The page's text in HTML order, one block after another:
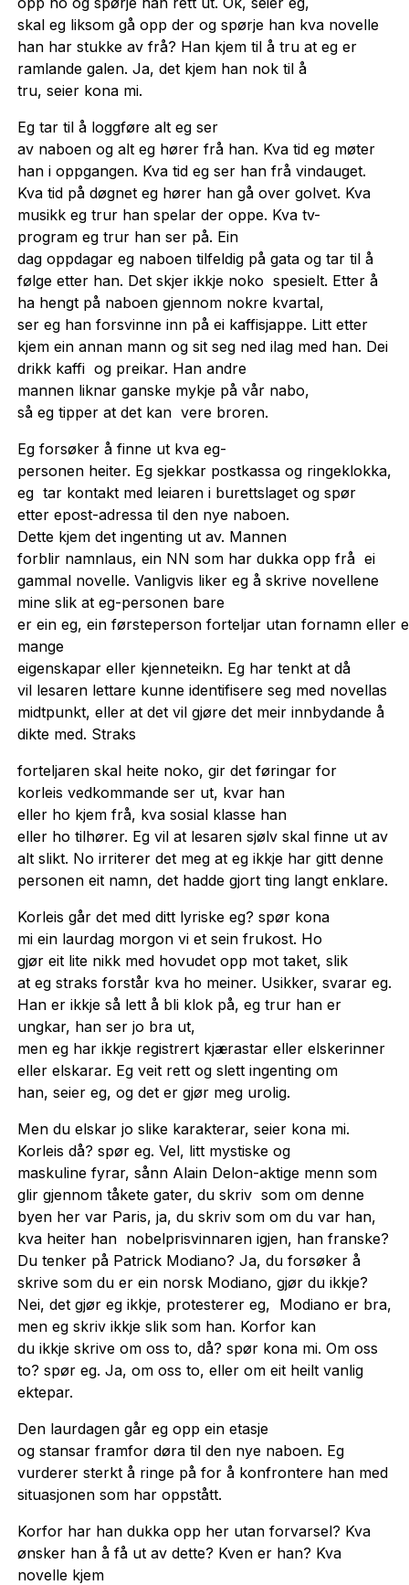
skal eg liksom gå opp der og spørje han kva novelle
han har stukke av frå? Han kjem til å tru at eg er
ramlande galen. Ja, det kjem han nok til å
tru, seier kona mi.
Eg tar til å loggføre alt eg ser
av naboen og alt eg hører frå han. Kva tid eg møter
han i oppgangen. Kva tid eg ser han frå vindauget.
Kva tid på døgnet eg hører han gå over golvet. Kva
musikk eg trur han spelar der oppe. Kva tv-
program eg trur han ser på. Ein
dag oppdagar eg naboen tilfeldig på gata og tar til å
følge etter han. Det skjer ikkje noko spesielt. Etter å
ha hengt på naboen gjennom nokre kvartal,
ser eg han forsvinne inn på ei kaffisjappe. Litt etter
kjem ein annan mann og sit seg ned ilag med han. Dei
drikk kaffi og preikar. Han andre
mannen liknar ganske mykje på vår nabo,
så eg tipper at det kan vere broren.
Eg forsøker å finne ut kva eg-
personen heiter. Eg sjekkar postkassa og ringeklokka,
eg tar kontakt med leiaren i burettslaget og spør
etter epost-adressa til den nye naboen.
Dette kjem det ingenting ut av. Mannen
forblir namnlaus, ein NN som har dukka opp frå ei
gammal novelle. Vanligvis liker eg å skrive novellene
mine slik at eg-personen bare
er ein eg, ein førsteperson forteljar utan fornamn eller
mange
eigenskapar eller kjenneteikn. Eg har tenkt at då
vil lesaren lettare kunne identifisere seg med novellas
midtpunkt, eller at det vil gjøre det meir innbydande å
dikte med. Straks
forteljaren skal heite noko, gir det føringar for
korleis vedkommande ser ut, kvar han
eller ho kjem frå, kva sosial klasse han
eller ho tilhører. Eg vil at lesaren sjølv skal finne ut av
alt slikt. No irriterer det meg at eg ikkje har gitt denne
personen eit namn, det hadde gjort ting langt enklare.
Korleis går det med ditt lyriske eg? spør kona
mi ein laurdag morgon vi et sein frukost. Ho
gjør eit lite nikk med hovudet opp mot taket, slik
at eg straks forstår kva ho meiner. Usikker, svarar eg.
Han er ikkje så lett å bli klok på, eg trur han er
ungkar, han ser jo bra ut,
men eg har ikkje registrert kjærastar eller elskerinner
eller elskarar. Eg veit rett og slett ingenting om
han, seier eg, og det er gjør meg urolig.
Men du elskar jo slike karakterar, seier kona mi.
Korleis då? spør eg. Vel, litt mystiske og
maskuline fyrar, sånn Alain Delon-aktige menn som
glir gjennom tåkete gater, du skriv som om denne
byen her var Paris, ja, du skriv som om du var han,
kva heiter han nobelprisvinnaren igjen, han franske?
Du tenker på Patrick Modiano? Ja, du forsøker å
skrive som du er ein norsk Modiano, gjør du ikkje?
Nei, det gjør eg ikkje, protesterer eg, Modiano er bra,
men eg skriv ikkje slik som han. Korfor kan
du ikkje skrive om oss to, då? spør kona mi. Om oss
to? spør eg. Ja, om oss to, eller om eit heilt vanlig
ektepar.
Den laurdagen går eg opp ein etasje
og stansar framfor døra til den nye naboen. Eg
vurderer sterkt å ringe på for å konfrontere han med
situasjonen som har oppstått.
Korfor har han dukka opp her utan forvarsel? Kva
ønsker han å få ut av dette? Kven er han? Kva
novelle kjem